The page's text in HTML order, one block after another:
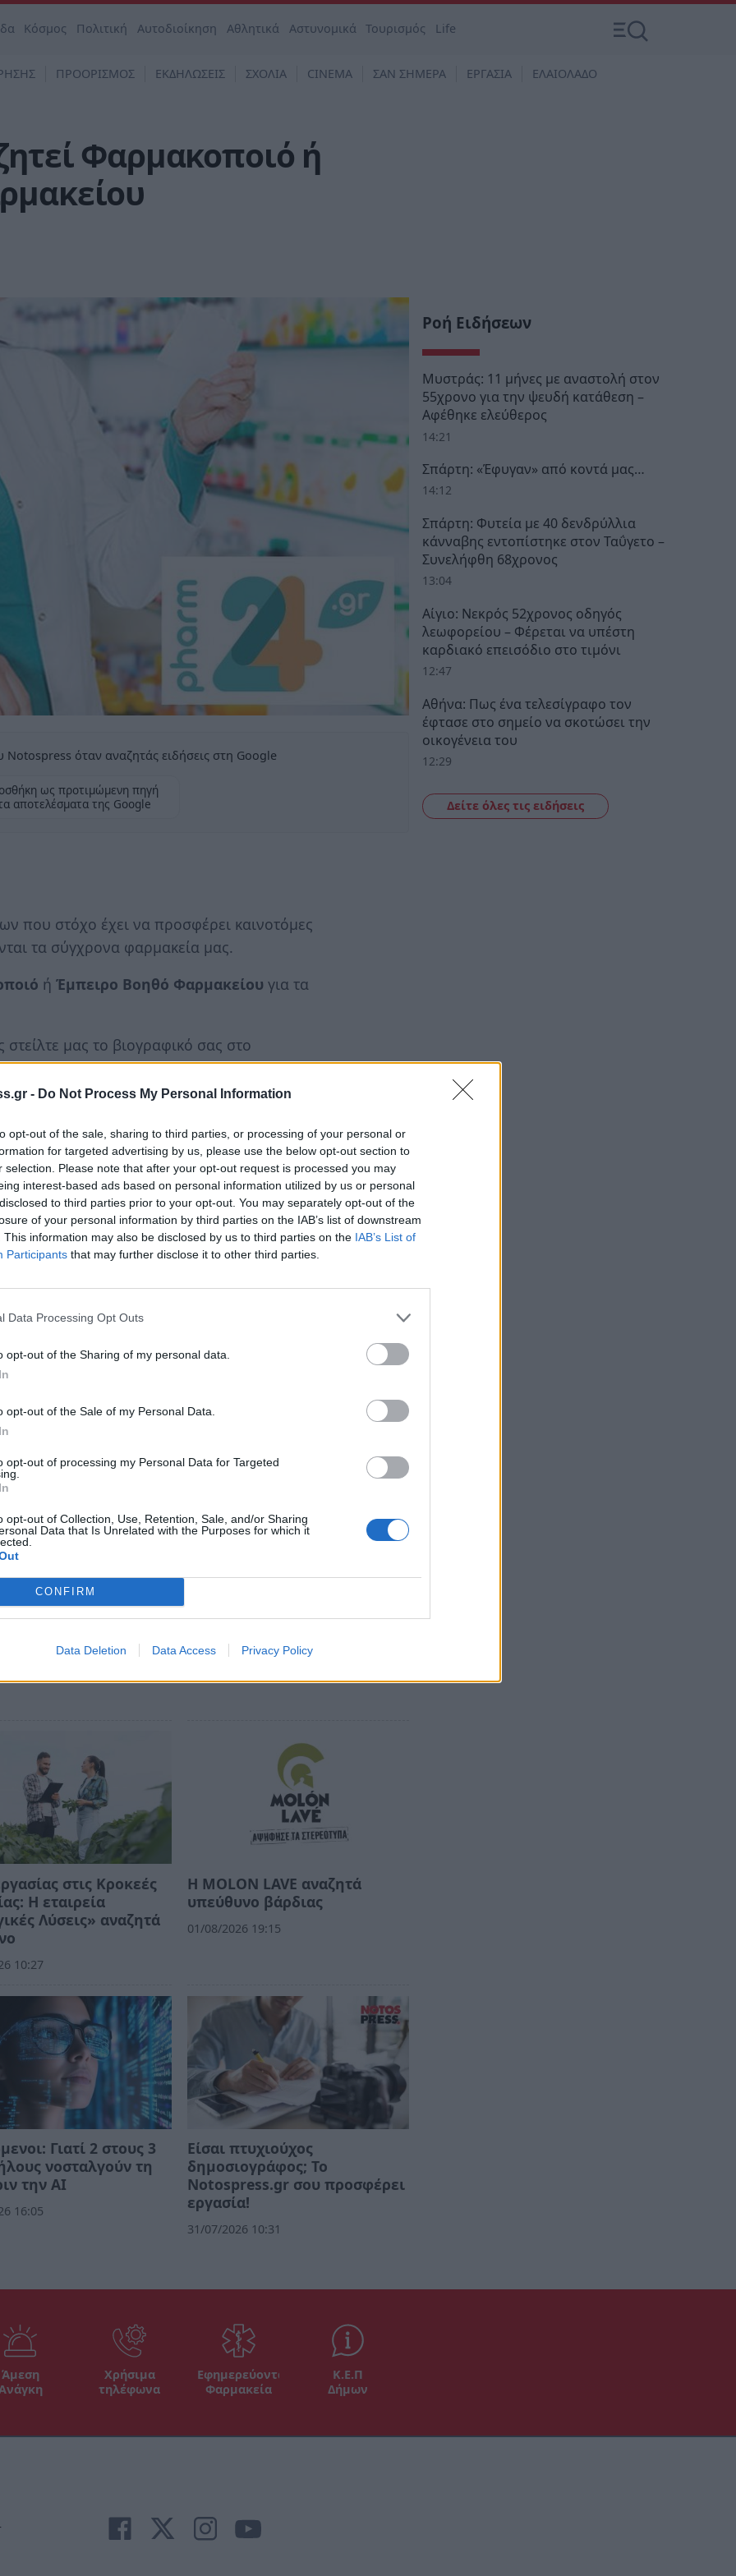
- Do Not Process My Personal Information
opt-out of the sale, sharing to third parties, or processing of your personal or
for targeted advertising by us, please use the below opt-out section to
selection. Please note that after your opt-out request is processed you may
interest-based ads based on personal information utilized by us or personal
to third parties prior to your opt-out. You may separately opt-out of the
of your personal information by third parties on the IAB’s list of downstream
This information may also be disclosed by us to third parties on the IAB’s List of
Participants that may further disclose it to other third parties.
Data Processing Opt Outs
opt-out of the Sharing of my personal data.
opt-out of the Sale of my Personal Data.
opt-out of processing my Personal Data for Targeted
opt-out of Collection, Use, Retention, Sale, and/or Sharing
Data that Is Unrelated with the Purposes for which it
CONFIRM
Data Deletion Data Access Privacy Policy
Κόσμος Πολιτική Αυτοδιοίκηση Αθλητικά Αστυνομικά Τουρισμός Life
ΠΡΟΟΡΙΣΜΟΣ ΕΚΔΗΛΩΣΕΙΣ ΣΧΟΛΙΑ CINEMA ΣΑΝ ΣΗΜΕΡΑ ΕΡΓΑΣΙΑ ΕΛΑΙΟΛΑΔΟ
Φαρμακοποιό ή
όταν αναζητάς ειδήσεις στη Google
ως προτιμώμενη πηγή
αποτελέσματα της Google
που στόχο έχει να προσφέρει καινοτόμες
τα σύγχρονα φαρμακεία μας.
ή Έμπειρο Βοηθό Φαρμακείου για τα
μας το βιογραφικό σας στο
νομοθετικού πλαισίου αυτών
των φαρμάκων και παραφαρμάκων
προσόντων και εμπειρίας
αναπτυσσόμενη επιχείρηση
και μάθετε πρώτοι
στις Κροκεές
Η εταιρεία
Λύσεις» αναζητά
10:27
Η MOLON LAVE αναζητά
υπεύθυνο βάρδιας
01/08/2026 19:15
Γιατί 2 στους 3
νοσταλγούν τη
την ΑΙ
16:05
Eίσαι πτυχιούχος
δημοσιογράφος; Το
Notospress.gr σου προσφέρει
εργασία!
31/07/2026 10:31
Ροή Ειδήσεων
Μυστράς: 11 μήνες με αναστολή στον
55χρονο για την ψευδή κατάθεση –
Αφέθηκε ελεύθερος
14:21
Σπάρτη: «Έφυγαν» από κοντά μας…
14:12
Σπάρτη: Φυτεία με 40 δενδρύλλια
κάνναβης εντοπίστηκε στον Ταΰγετο –
Συνελήφθη 68χρονος
13:04
Αίγιο: Νεκρός 52χρονος οδηγός
λεωφορείου – Φέρεται να υπέστη
καρδιακό επεισόδιο στο τιμόνι
12:47
Αθήνα: Πως ένα τελεσίγραφο τον
έφτασε στο σημείο να σκοτώσει την
οικογένεια του
12:29
Δείτε όλες τις ειδήσεις
Άμεση
Χρήσιμα
τηλέφωνα
Εφημερεύοντα
Φαρμακεία
Κ.Ε.Π
Δήμων